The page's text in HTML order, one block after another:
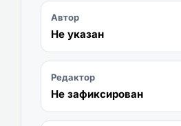
Автор
Не указан
Редактор
Не зафиксирован